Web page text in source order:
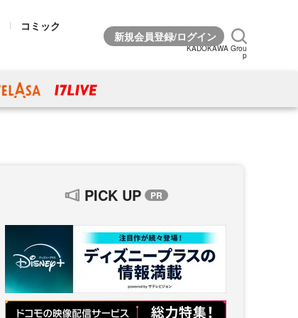
コミック
KADOKAWA Grou
p
PICK UP